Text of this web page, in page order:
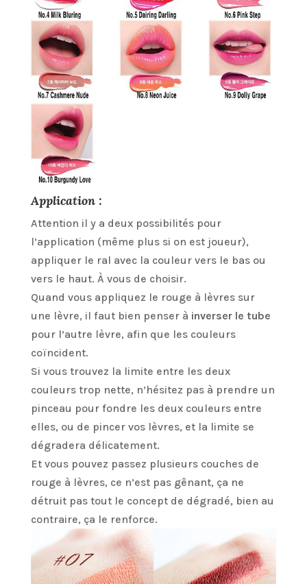
Application :
Attention il y a deux possibilités pour
l’application (même plus si on est joueur),
appliquer le ral avec la couleur vers le bas ou
vers le haut. À vous de choisir.
Quand vous appliquez le rouge à lèvres sur
une lèvre, il faut bien penser à inverser le tube
pour l’autre lèvre, afin que les couleurs
coïncident.
Si vous trouvez la limite entre les deux
couleurs trop nette, n’hésitez pas à prendre un
pinceau pour fondre les deux couleurs entre
elles, ou de pincer vos lèvres, et la limite se
dégradera délicatement.
Et vous pouvez passez plusieurs couches de
rouge à lèvres, ce n’est pas gênant, ça ne
détruit pas tout le concept de dégradé, bien au
contraire, ça le renforce.